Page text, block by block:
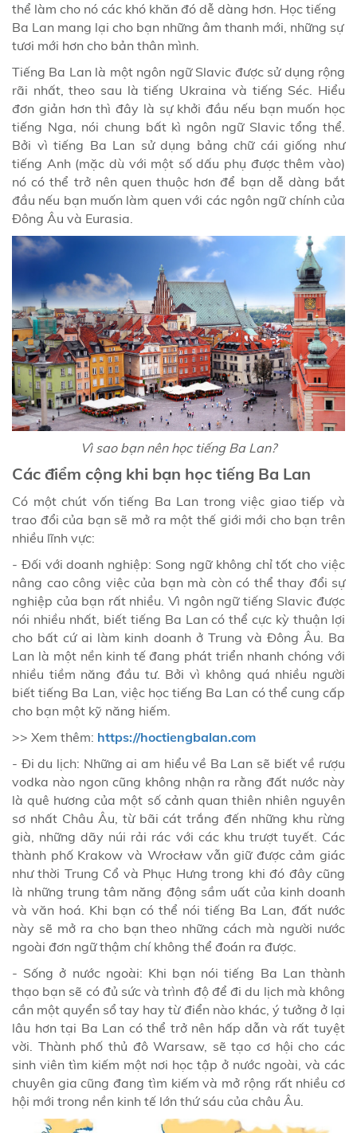
thể làm cho nó các khó khăn đó dễ dàng hơn. Học tiếng
Ba Lan mang lại cho bạn những âm thanh mới, những sự
tươi mới hơn cho bản thân mình.
Tiếng Ba Lan là một ngôn ngữ Slavic được sử dụng rộng
rãi nhất, theo sau là tiếng Ukraina và tiếng Séc. Hiểu
đơn giản hơn thì đây là sự khởi đầu nếu bạn muốn học
tiếng Nga, nói chung bất kì ngôn ngữ Slavic tổng thể.
Bởi vì tiếng Ba Lan sử dụng bảng chữ cái giống như
tiếng Anh (mặc dù với một số dấu phụ được thêm vào)
nó có thể trở nên quen thuộc hơn để bạn dễ dàng bắt
đầu nếu bạn muốn làm quen với các ngôn ngữ chính của
Đông Âu và Eurasia.
Vì sao bạn nên học tiếng Ba Lan?
Các điểm cộng khi bạn học tiếng Ba Lan
Có một chút vốn tiếng Ba Lan trong việc giao tiếp và
trao đổi của bạn sẽ mở ra một thế giới mới cho bạn trên
nhiều lĩnh vực:
- Đối với doanh nghiệp: Song ngữ không chỉ tốt cho việc
nâng cao công việc của bạn mà còn có thể thay đổi sự
nghiệp của bạn rất nhiều. Vì ngôn ngữ tiếng Slavic được
nói nhiều nhất, biết tiếng Ba Lan có thể cực kỳ thuận lợi
cho bất cứ ai làm kinh doanh ở Trung và Đông Âu. Ba
Lan là một nền kinh tế đang phát triển nhanh chóng với
nhiều tiềm năng đầu tư. Bởi vì không quá nhiều người
biết tiếng Ba Lan, việc học tiếng Ba Lan có thể cung cấp
cho bạn một kỹ năng hiếm.
>> Xem thêm: https://hoctiengbalan.com
- Đi du lịch: Những ai am hiểu về Ba Lan sẽ biết về rượu
vodka nào ngon cũng không nhận ra rằng đất nước này
là quê hương của một số cảnh quan thiên nhiên nguyên
sơ nhất Châu Âu, từ bãi cát trắng đến những khu rừng
già, những dãy núi rải rác với các khu trượt tuyết. Các
thành phố Krakow và Wrocław vẫn giữ được cảm giác
như thời Trung Cổ và Phục Hưng trong khi đó đây cũng
là những trung tâm năng động sầm uất của kinh doanh
và văn hoá. Khi bạn có thể nói tiếng Ba Lan, đất nước
này sẽ mở ra cho bạn theo những cách mà người nước
ngoài đơn ngữ thậm chí không thể đoán ra được.
- Sống ở nước ngoài: Khi bạn nói tiếng Ba Lan thành
thạo bạn sẽ có đủ sức và trình độ để đi du lịch mà không
cần một quyển sổ tay hay từ điển nào khác, ý tưởng ở lại
lâu hơn tại Ba Lan có thể trở nên hấp dẫn và rất tuyệt
vời. Thành phố thủ đô Warsaw, sẽ tạo cơ hội cho các
sinh viên tìm kiếm một nơi học tập ở nước ngoài, và các
chuyên gia cũng đang tìm kiếm và mở rộng rất nhiều cơ
hội mới trong nền kinh tế lớn thứ sáu của châu Âu.